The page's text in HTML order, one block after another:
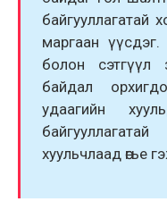
байгууллагатай
маргаан
болон сэтгүүл
байдал
удаагийн
хуульчлаад өгье